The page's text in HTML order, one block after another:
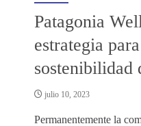
Patagonia
estrategia
sostenibilidad
julio 10, 2023
Permanentemente la